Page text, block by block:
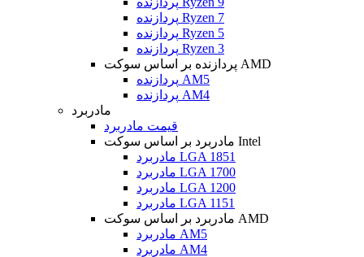
پردازنده Ryzen 7
پردازنده Ryzen 5
پردازنده Ryzen 3
پردازنده بر اساس سوکت AMD
پردازنده AM5
پردازنده AM4
مادربرد
قیمت مادربرد
مادربرد بر اساس سوکت Intel
مادربرد LGA 1851
مادربرد LGA 1700
مادربرد LGA 1200
مادربرد LGA 1151
مادربرد بر اساس سوکت AMD
مادربرد AM5
مادربرد AM4